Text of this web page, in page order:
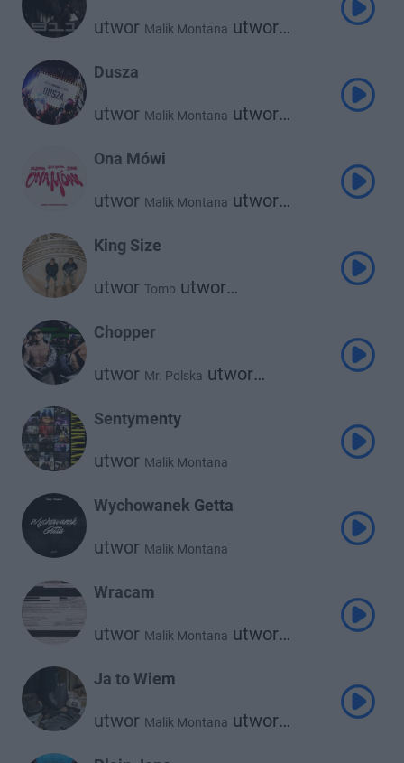
utwor Malik Montana utwor
Dusza
utwor Malik Montana utwor
Ona Mówi
utwor Malik Montana utwor
King Size
utwor Tomb utwor
Chopper
utwor Mr. Polska utwor
Sentymenty
utwor Malik Montana
Wychowanek Getta
utwor Malik Montana
Wracam
utwor Malik Montana utwor
Ja to Wiem
utwor Malik Montana utwor